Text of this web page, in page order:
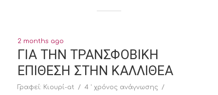
2 months ago
ΓΙΑ ΤΗΝ ΤΡΑΝΣΦΟΒΙΚΗ
ΕΠΙΘΕΣΗ ΣΤΗΝ ΚΑΛΛΙΘΕΑ
Γραφεί: Κιουρί-at
4 ' χρόνος ανάγνωσης